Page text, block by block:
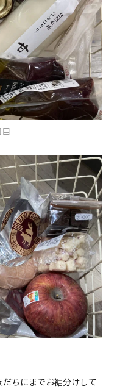
ちにまでお裾分けして